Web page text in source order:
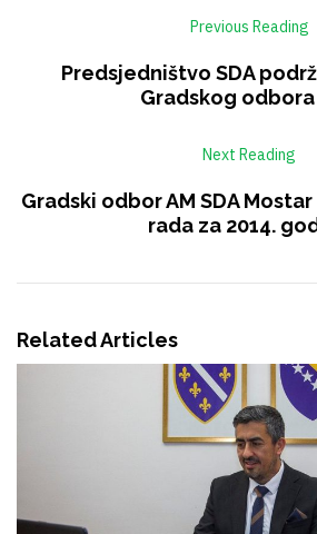
Previous Reading
Predsjedništvo SDA
Gradskog odbora
Next Reading
Gradski odbor AM SDA
rada za 2014.
Related Articles